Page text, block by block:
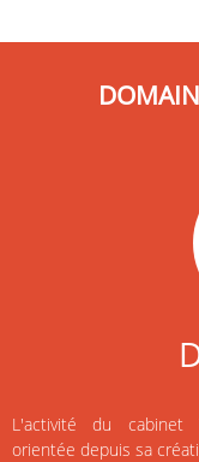
L'activité du cabinet
orientée depuis sa